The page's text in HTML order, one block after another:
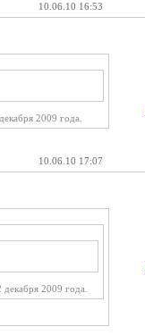
10.06.10 16:53
2009 года.
10.06.10 17:07
2009 года.